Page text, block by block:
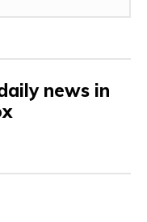
news in